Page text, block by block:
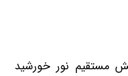
مستقیم نور خورشید